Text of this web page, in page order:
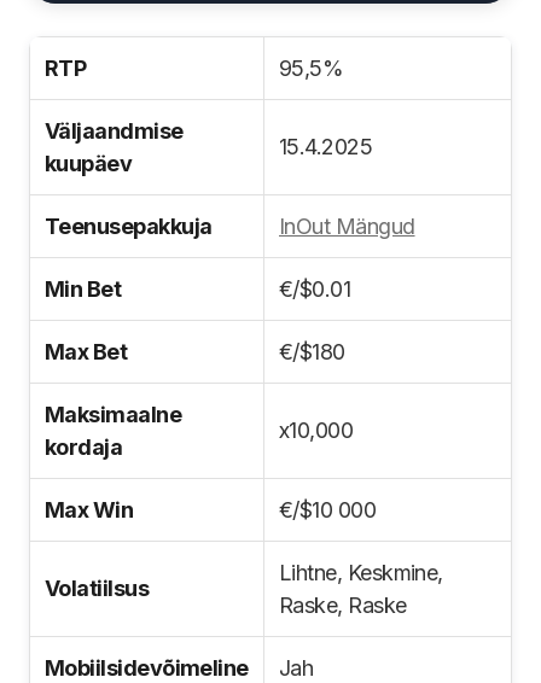
RTP 95,5%
Väljaandmise
kuupäev
15.4.2025
Teenusepakkuja InOut Mängud
Min Bet €/$0.01
Max Bet €/$180
Maksimaalne
kordaja
x10,000
Max Win €/$10 000
Volatiilsus
Lihtne, Keskmine,
Raske, Raske
Mobiilsidevõimeline Jah